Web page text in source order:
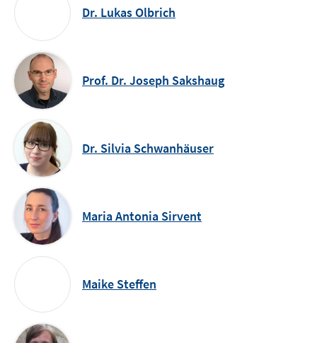
Dr. Lukas Olbrich
Prof. Dr. Joseph Sakshaug
Dr. Silvia Schwanhäuser
Maria Antonia Sirvent
Maike Steffen